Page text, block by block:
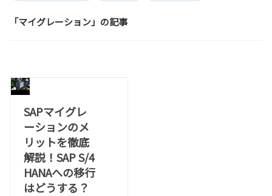
「マイグレーション」の記事
SAPマイグレ
ーションのメ
リットを徹底
解説！SAP S/4
HANAへの移行
はどうする？